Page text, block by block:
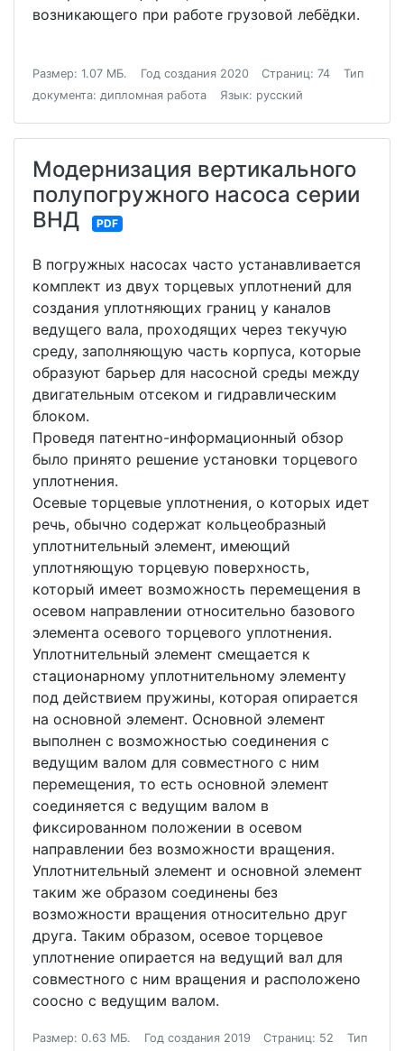
возникающего при работе грузовой лебёдки.
Размер: 1.07 МБ. Год создания 2020 Страниц: 74
Тип
документа: дипломная работа
Язык: русский
Модернизация вертикального
полупогружного насоса серии
ВНД
PDF
В погружных насосах часто устанавливается
комплект из двух торцевых уплотнений для
создания уплотняющих границ у каналов
ведущего вала, проходящих через текучую
среду, заполняющую часть корпуса, которые
образуют барьер для насосной среды между
двигательным отсеком и гидравлическим
блоком.
Проведя патентно-информационный обзор
было принято решение установки торцевого
уплотнения.
Осевые торцевые уплотнения, о которых идет
речь, обычно содержат кольцеобразный
уплотнительный элемент, имеющий
уплотняющую торцевую поверхность,
который имеет возможность перемещения в
осевом направлении относительно базового
элемента осевого торцевого уплотнения.
Уплотнительный элемент смещается к
стационарному уплотнительному элементу
под действием пружины, которая опирается
на основной элемент. Основной элемент
выполнен с возможностью соединения с
ведущим валом для совместного с ним
перемещения, то есть основной элемент
соединяется с ведущим валом в
фиксированном положении в осевом
направлении без возможности вращения.
Уплотнительный элемент и основной элемент
таким же образом соединены без
возможности вращения относительно друг
друга. Таким образом, осевое торцевое
уплотнение опирается на ведущий вал для
совместного с ним вращения и расположено
соосно с ведущим валом.
Размер: 0.63 МБ. Год создания 2019 Страниц: 52
Тип